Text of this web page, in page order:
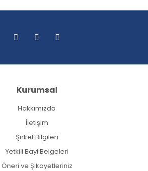
Kurumsal
Hakkımızda
İletişim
Şirket Bilgileri
Yetkili Bayi Belgeleri
Öneri ve Şikayetleriniz